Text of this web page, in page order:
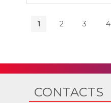
1 2 3 4
CONTACTS